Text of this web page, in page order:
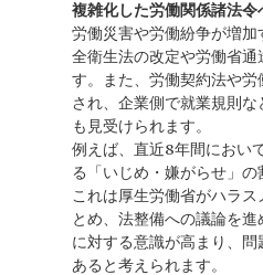
複雑化した労働関係諸法令
労働災害や労働紛争が増
全衛生法の改定や労働省通
す。また、労働契約法や
され、企業側で就業規則
も見受けられます。
例えば、直近8年間におい
る「いじめ・嫌がらせ」の
これは厚生労働省がハラ
とめ、法整備への議論を
に対する意識が高まり、
あると考えられます。